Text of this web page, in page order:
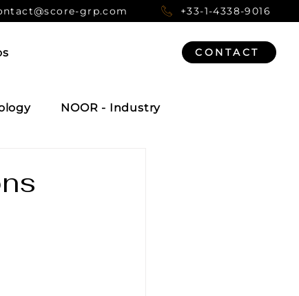
grp.com +33-1-4338-9016
CONTACT
NOOR - Industry